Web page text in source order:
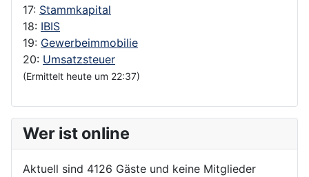
17: Stammkapital
18: IBIS
19: Gewerbeimmobilie
20: Umsatzsteuer
(Ermittelt heute um 22:37)
Wer ist online
Aktuell sind 4126 Gäste und keine Mitglieder